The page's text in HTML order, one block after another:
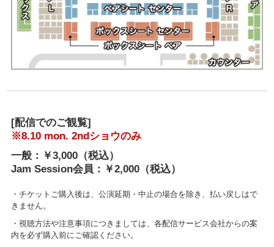
[配信でのご観覧]
※8.10 mon. 2ndショウのみ
一般：￥3,000（税込）
Jam Session会員：￥2,000（税込）
・チケットご購入後は、公演延期・中止の場合を除き、払い戻しはで
きません。
・視聴方法や注意事項につきましては、各配信サービス会社からの案
内を必ず購入前にご確認ください。